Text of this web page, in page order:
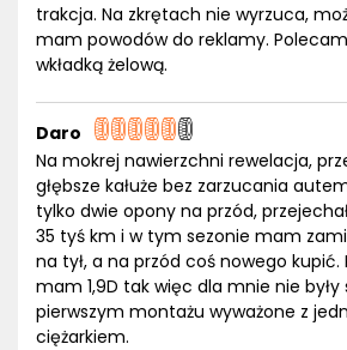
trakcja. Na zkrętach nie wyrzuca,
mam powodów do reklamy.
wkładką żelową.
Daro
Na mokrej nawierzchni rewelacja,
głębsze kałuże bez zarzucania
tylko dwie opony na przód,
35 tyś km i w tym sezonie mam
na tył, a na przód coś nowego kupić.
mam 1,9D tak więc dla mnie nie były
pierwszym montażu wyważone z
ciężarkiem.